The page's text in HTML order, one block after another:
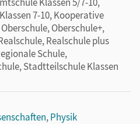
7-10, Kooperative
Oberschule+,
Realschule plus
Schule,
Stadtteilschule Klassen
,Physik